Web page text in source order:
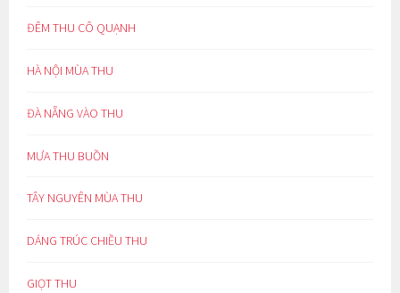
ĐÊM THU CÔ QUẠNH
HÀ NỘI MÙA THU
ĐÀ NẴNG VÀO THU
MƯA THU BUỒN
TÂY NGUYÊN MÙA THU
DÁNG TRÚC CHIỀU THU
GIỌT THU